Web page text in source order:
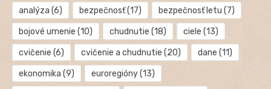
analýza (6) bezpečnosť(17) bezpečnosť letu (7)
bojové umenie (10) chudnutie (18) ciele (13)
cvičenie (6) cvičenie a chudnutie (20) dane (11)
ekonomika (9) euroregióny(13)